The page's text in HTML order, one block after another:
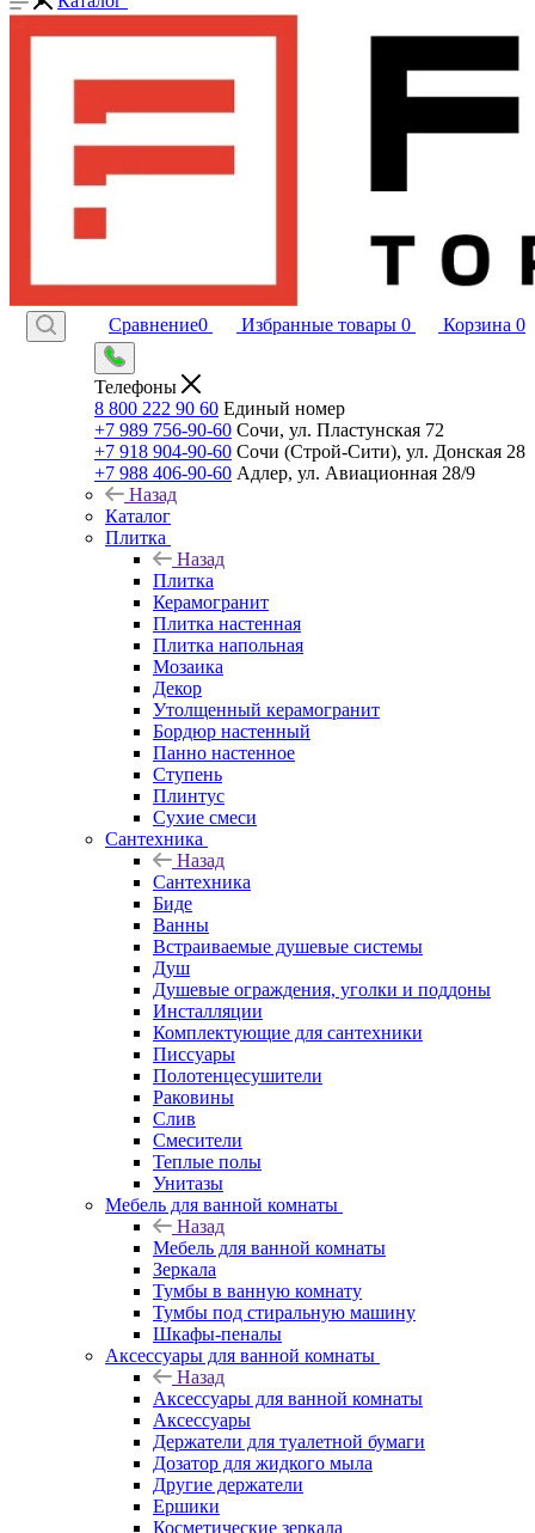
Сравнение0 Избранные товары 0 Корзина 0
Телефоны
8 800 222 90 60 Единый номер
+7 989 756-90-60 Сочи, ул. Пластунская 72
+7 918 904-90-60 Сочи (Строй-Сити), ул. Донская 28
+7 988 406-90-60 Адлер, ул. Авиационная 28/9
Назад
Каталог
Плитка
Назад
Плитка
Керамогранит
Плитка настенная
Плитка напольная
Мозаика
Декор
Утолщенный керамогранит
Бордюр настенный
Панно настенное
Ступень
Плинтус
Сухие смеси
Сантехника
Назад
Сантехника
Биде
Ванны
Встраиваемые душевые системы
Душ
Душевые ограждения, уголки и поддоны
Инсталляции
Комплектующие для сантехники
Писсуары
Полотенцесушители
Раковины
Слив
Смесители
Теплые полы
Унитазы
Мебель для ванной комнаты
Назад
Мебель для ванной комнаты
Зеркала
Тумбы в ванную комнату
Тумбы под стиральную машину
Шкафы-пеналы
Аксессуары для ванной комнаты
Назад
Аксессуары для ванной комнаты
Аксессуары
Держатели для туалетной бумаги
Дозатор для жидкого мыла
Другие держатели
Ершики
Косметические зеркала